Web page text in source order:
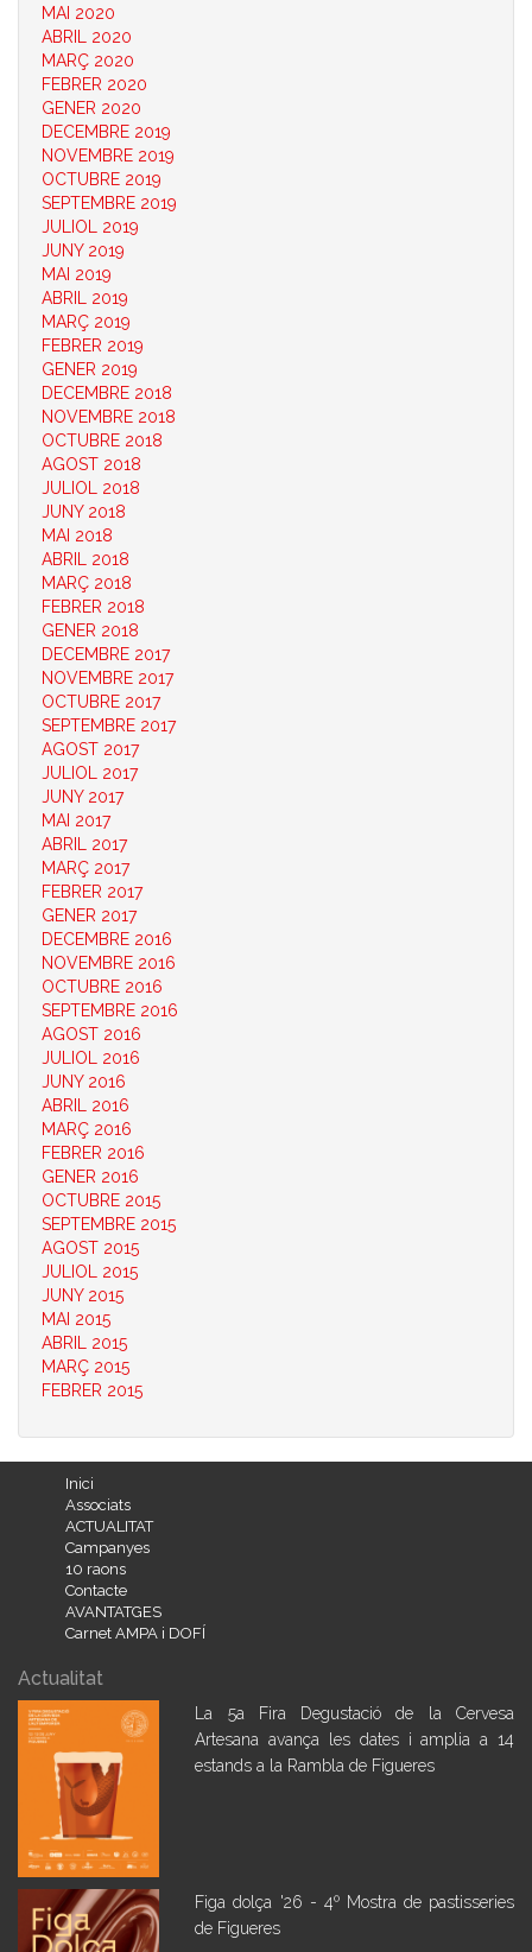
MAI 2020
ABRIL 2020
MARÇ 2020
FEBRER 2020
GENER 2020
DECEMBRE 2019
NOVEMBRE 2019
OCTUBRE 2019
SEPTEMBRE 2019
JULIOL 2019
JUNY 2019
MAI 2019
ABRIL 2019
MARÇ 2019
FEBRER 2019
GENER 2019
DECEMBRE 2018
NOVEMBRE 2018
OCTUBRE 2018
AGOST 2018
JULIOL 2018
JUNY 2018
MAI 2018
ABRIL 2018
MARÇ 2018
FEBRER 2018
GENER 2018
DECEMBRE 2017
NOVEMBRE 2017
OCTUBRE 2017
SEPTEMBRE 2017
AGOST 2017
JULIOL 2017
JUNY 2017
MAI 2017
ABRIL 2017
MARÇ 2017
FEBRER 2017
GENER 2017
DECEMBRE 2016
NOVEMBRE 2016
OCTUBRE 2016
SEPTEMBRE 2016
AGOST 2016
JULIOL 2016
JUNY 2016
ABRIL 2016
MARÇ 2016
FEBRER 2016
GENER 2016
OCTUBRE 2015
SEPTEMBRE 2015
AGOST 2015
JULIOL 2015
JUNY 2015
MAI 2015
ABRIL 2015
MARÇ 2015
FEBRER 2015
Inici
Associats
ACTUALITAT
Campanyes
10 raons
Contacte
AVANTATGES
Carnet AMPA i DOFÍ
Actualitat
La 5a Fira Degustació de la Cervesa
Artesana avança les dates i amplia a 14
estands a la Rambla de Figueres
Figa dolça '26 - 4º Mostra de pastisseries
de Figueres